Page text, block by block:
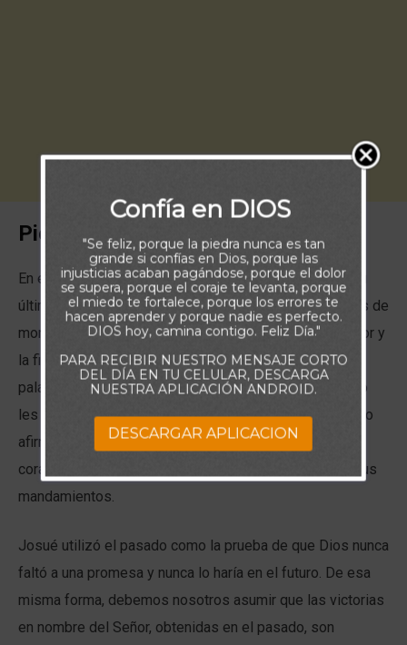
Piensa:
En el momento en que Josué sabía que contaba con su
última oportunidad para hablar al pueblo de Israel antes de
morir, decidió recordarles lo leal que había sido el Señor y
la fidelidad que había mantenido en cada una de sus
palabras, durante el camino hacia la tierra que Él mismo
les había prometido. Asimismo Les recordó que aquello
afirmado, acontenció y los exhortó a confiar de todo su
corazón en la voluntad de Dios actuando conforme a sus
mandamientos.
Josué utilizó el pasado como la prueba de que Dios nunca
faltó a una promesa y nunca lo haría en el futuro. De esa
misma forma, debemos nosotros asumir que las victorias
en nombre del Señor, obtenidas en el pasado, son
Confía en DIOS
"Se feliz, porque la piedra nunca es tan
grande si confías en Dios, porque las
injusticias acaban pagándose, porque el dolor
se supera, porque el coraje te levanta, porque
el miedo te fortalece, porque los errores te
hacen aprender y porque nadie es perfecto.
DIOS hoy, camina contigo. Feliz Día."
PARA RECIBIR NUESTRO MENSAJE CORTO
DEL DÍA EN TU CELULAR, DESCARGA
NUESTRA APLICACIÓN ANDROID.
DESCARGAR APLICACION